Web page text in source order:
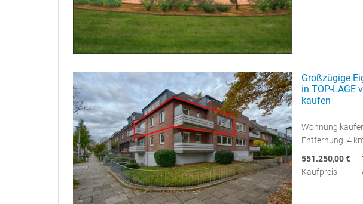
Großzügige
in TOP-LAGE
kaufen
Wohnung
Entfernung: 4
551.250,00 €
Kaufpreis